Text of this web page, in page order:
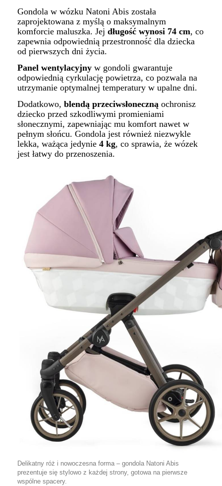
Gondola w wózku Natoni Abis została
zaprojektowana z myślą o maksymalnym
komforcie maluszka. Jej długość wynosi 74 cm, co
zapewnia odpowiednią przestronność dla dziecka
od pierwszych dni życia.
Panel wentylacyjny w gondoli gwarantuje
odpowiednią cyrkulację powietrza, co pozwala na
utrzymanie optymalnej temperatury w upalne dni.
Dodatkowo, blendą przeciwsłoneczną ochronisz
dziecko przed szkodliwymi promieniami
słonecznymi, zapewniając mu komfort nawet w
pełnym słońcu. Gondola jest również niezwykle
lekka, ważąca jedynie 4 kg, co sprawia, że wózek
jest łatwy do przenoszenia.
Delikatny róż i nowoczesna forma – gondola Natoni Abis
prezentuje się stylowo z każdej strony, gotowa na pierwsze
wspólne spacery.